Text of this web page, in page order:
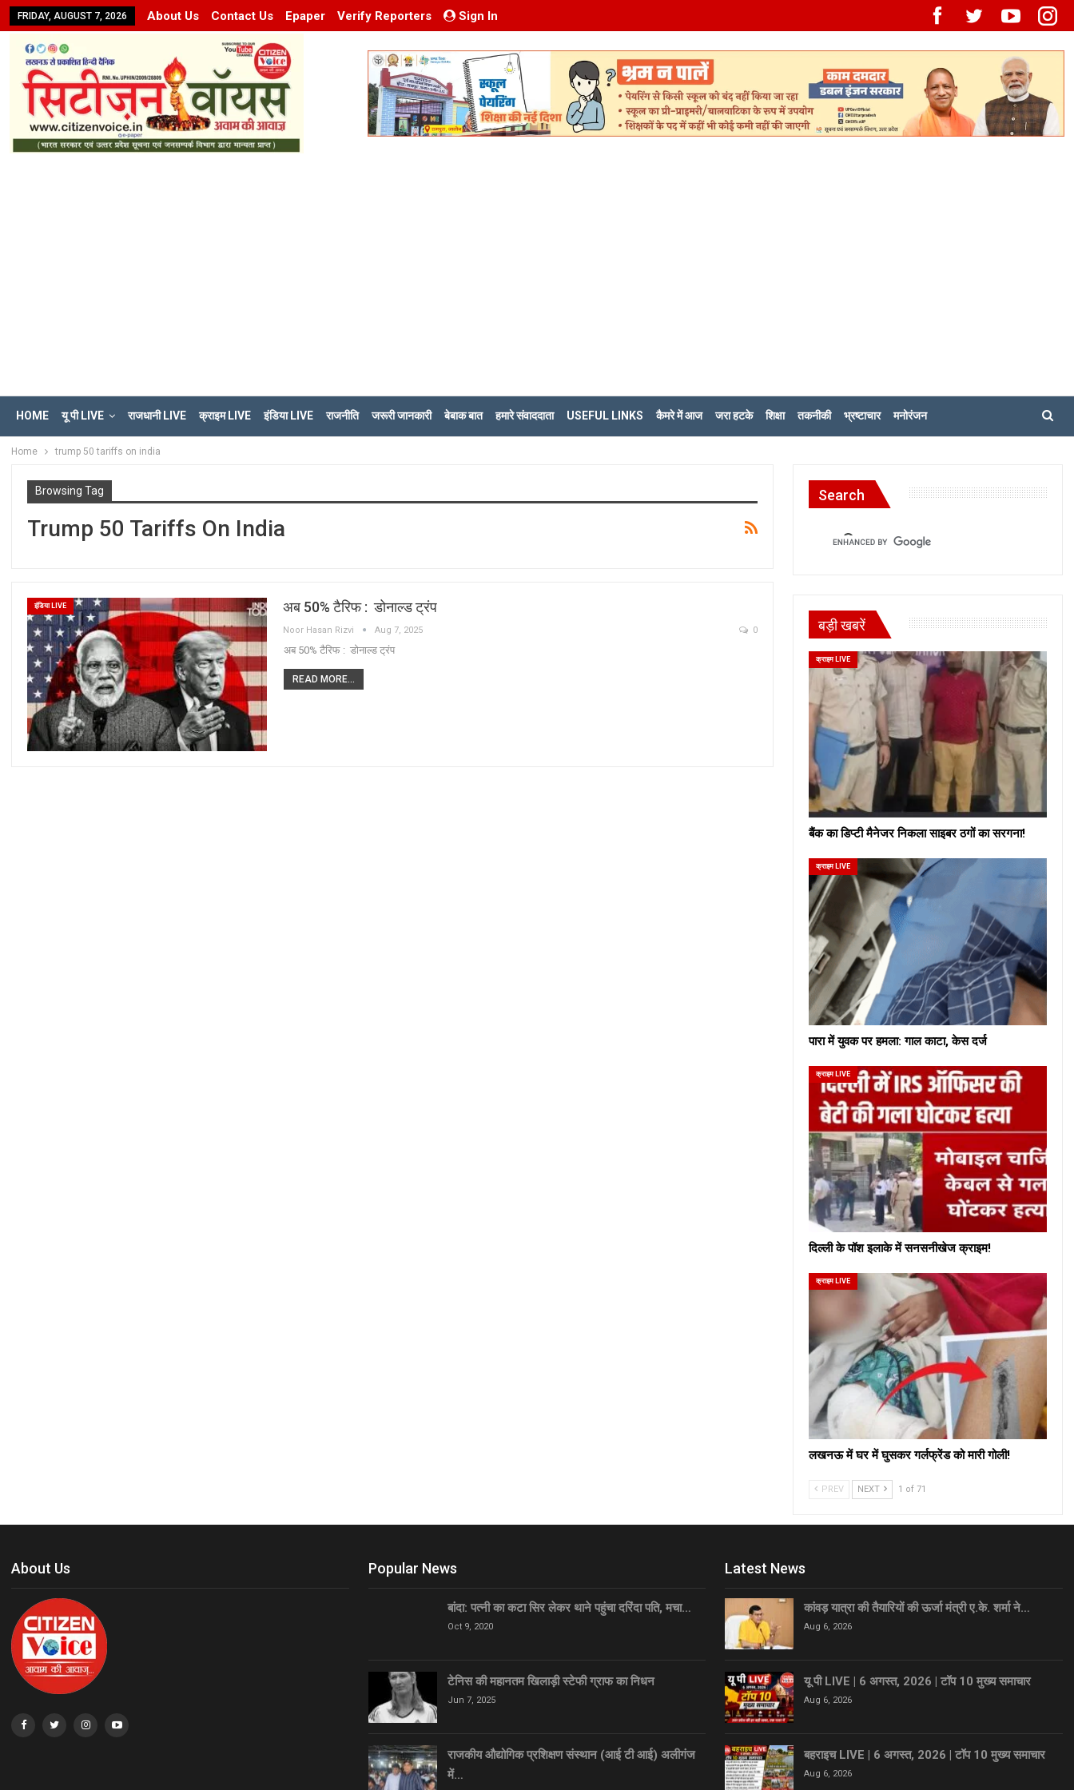
FRIDAY, AUGUST 7, 2026 About Us Contact Us Epaper Verify Reporters Sign In
HOME यू पी LIVE राजधानी LIVE क्राइम LIVE इंडिया LIVE राजनीति जरूरी जानकारी बेबाक बात हमारे संवाददाता USEFUL LINKS कैमरे में आज जरा हटके शिक्षा तकनीकी भ्रष्टाचार मनोरंजन
Home trump 50 tariffs on india
Browsing Tag
Trump 50 Tariffs On India
इंडिया LIVE अब 50% टैरिफ : डोनाल्ड ट्रंप
Noor Hasan Rizvi Aug 7, 2025 0
अब 50% टैरिफ : डोनाल्ड ट्रंप
READ MORE...
Search
बड़ी खबरें
क्राइम LIVE
बैंक का डिप्टी मैनेजर निकला साइबर ठगों का सरगना!
क्राइम LIVE
पारा में युवक पर हमला: गाल काटा, केस दर्ज
क्राइम LIVE
दिल्ली के पॉश इलाके में सनसनीखेज क्राइम!
क्राइम LIVE
लखनऊ में घर में घुसकर गर्लफ्रेंड को मारी गोली!
PREV NEXT 1 of 71
About Us Popular News
बांदा: पत्नी का कटा सिर लेकर थाने पहुंचा दरिंदा पति, मचा…
Oct 9, 2020
टेनिस की महानतम खिलाड़ी स्टेफी ग्राफ का निधन
Jun 7, 2025
राजकीय औद्योगिक प्रशिक्षण संस्थान (आई टी आई) अलीगंज
में…
Latest News
कांवड़ यात्रा की तैयारियों की ऊर्जा मंत्री ए.के. शर्मा ने…
Aug 6, 2026
यू पी LIVE | 6 अगस्त, 2026 | टॉप 10 मुख्य समाचार
Aug 6, 2026
बहराइच LIVE | 6 अगस्त, 2026 | टॉप 10 मुख्य समाचार
Aug 6, 2026